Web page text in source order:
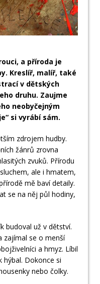
a příroda je
Kreslíř, malíř, také
v dětských
druhu. Zaujme
neobyčejným
si vyrábí sám.
zdrojem hudby.
žánrů zrovna
zvuků. Přírodu
ale i hmatem,
mě baví detaily.
se na něj půl hodiny,
budoval už v dětství.
zajímal se o menší
a hmyz. Líbil
hýbal. Dokonce si
nebo čolky.